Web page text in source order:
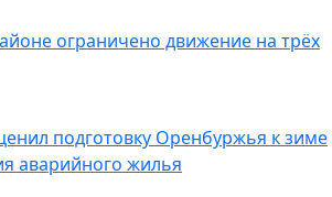
ограничено движение на трёх
подготовку Оренбуржья к зиме
аварийного жилья